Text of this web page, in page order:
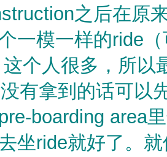
之后在原
一模一样的ride
个人很多，所以
有拿到的话可以
boarding area
坐ride就好了。